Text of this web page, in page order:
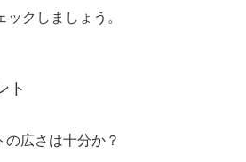
クしましょう。
ト
の広さは十分か？